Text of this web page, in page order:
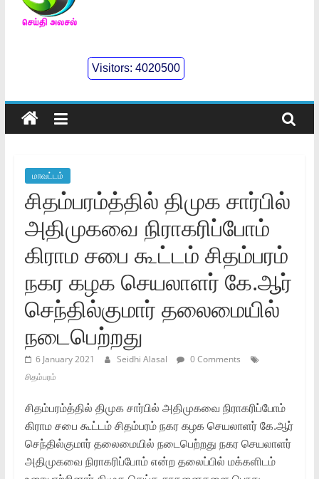
செய்திஅலசல்
Seidhialasal
Tamil
Online
Visitors:4020500
மாவட்டம்
சிதம்பரம்த்தில் திமுக சார்பில்
அதிமுகவை நிராகரிப்போம்
கிராம சபை கூட்டம் சிதம்பரம்
நகர கழக செயலாளர் கே.ஆர்
செந்தில்குமார் தலைமையில்
நடைபெற்றது
6 January 2021 Seidhi Alasal
0 Comments
சிதம்பரம்
சிதம்பரம்த்தில் திமுக சார்பில் அதிமுகவை நிராகரிப்போம்
கிராம சபை கூட்டம் சிதம்பரம் நகர கழக செயலாளர் கே.ஆர்
செந்தில்குமார் தலைமையில் நடைபெற்றது நகர செயலாளர்
அதிமுகவை நிராகரிப்போம் என்ற தலைப்பில் மக்களிடம்